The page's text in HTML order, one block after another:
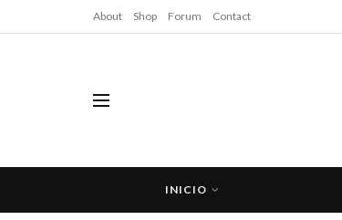
About Shop Forum Contact
INICIO